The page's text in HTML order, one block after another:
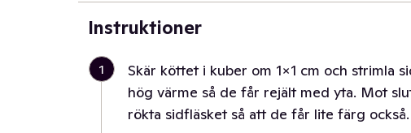
Instruktioner
1
Skär köttet i kuber om 1×1 cm och strimla
hög värme så de får rejält med yta. Mot
rökta sidfläsket så att de får lite färg också.